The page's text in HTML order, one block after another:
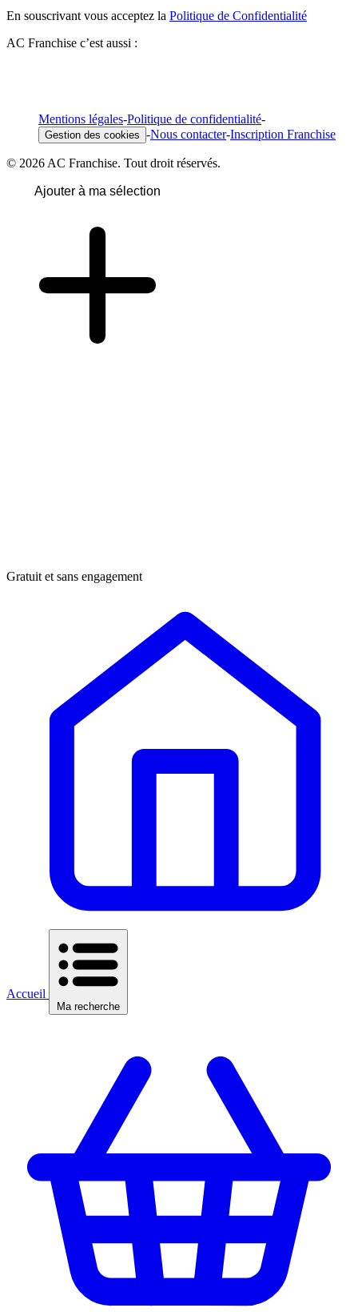
En souscrivant vous acceptez la Politique de Confidentialité
AC Franchise c’est aussi :
Mentions légales-Politique de confidentialité-
Gestion des cookies -Nous contacter-Inscription Franchise
© 2026 AC Franchise. Tout droit réservés.
Ajouter à ma sélection
Gratuit et sans engagement
Accueil
Ma recherche